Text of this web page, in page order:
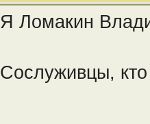
Я Ломакин
Сослуживцы, кто